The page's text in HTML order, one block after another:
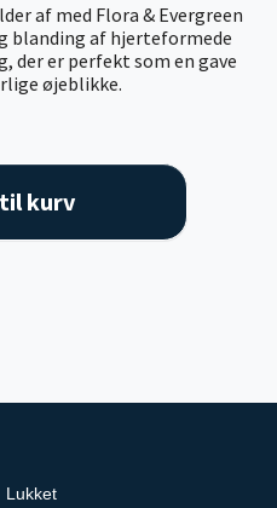
af med Flora & Evergreen
blanding af hjerteformede
der er perfekt som en gave
øjeblikke.
kurv
Lukket